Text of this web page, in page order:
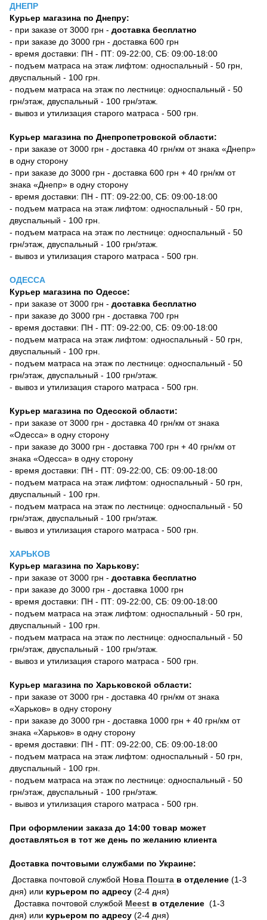
ДНЕПР
Курьер магазина по Днепру:
- при заказе от 3000 грн - доставка бесплатно
- при заказе до 3000 грн - доставка 600 грн
- время доставки: ПН - ПТ: 09-22:00, СБ: 09:00-18:00
- подъем матраса на этаж лифтом: односпальный - 50 грн,
двуспальный - 100 грн.
- подъем матраса на этаж по лестнице: односпальный - 50
грн/этаж, двуспальный - 100 грн/этаж.
- вывоз и утилизация старого матраса - 500 грн.
Курьер магазина по Днепропетровской области:
- при заказе от 3000 грн - доставка 40 грн/км от знака «Днепр»
в одну сторону
- при заказе до 3000 грн - доставка 600 грн + 40 грн/км от
знака «Днепр» в одну сторону
- время доставки: ПН - ПТ: 09-22:00, СБ: 09:00-18:00
- подъем матраса на этаж лифтом: односпальный - 50 грн,
двуспальный - 100 грн.
- подъем матраса на этаж по лестнице: односпальный - 50
грн/этаж, двуспальный - 100 грн/этаж.
- вывоз и утилизация старого матраса - 500 грн.
ОДЕССА
Курьер магазина по Одессе:
- при заказе от 3000 грн - доставка бесплатно
- при заказе до 3000 грн - доставка 700 грн
- время доставки: ПН - ПТ: 09-22:00, СБ: 09:00-18:00
- подъем матраса на этаж лифтом: односпальный - 50 грн,
двуспальный - 100 грн.
- подъем матраса на этаж по лестнице: односпальный - 50
грн/этаж, двуспальный - 100 грн/этаж.
- вывоз и утилизация старого матраса - 500 грн.
Курьер магазина по Одесской области:
- при заказе от 3000 грн - доставка 40 грн/км от знака
«Одесса» в одну сторону
- при заказе до 3000 грн - доставка 700 грн + 40 грн/км от
знака «Одесса» в одну сторону
- время доставки: ПН - ПТ: 09-22:00, СБ: 09:00-18:00
- подъем матраса на этаж лифтом: односпальный - 50 грн,
двуспальный - 100 грн.
- подъем матраса на этаж по лестнице: односпальный - 50
грн/этаж, двуспальный - 100 грн/этаж.
- вывоз и утилизация старого матраса - 500 грн.
ХАРЬКОВ
Курьер магазина по Харькову:
- при заказе от 3000 грн - доставка бесплатно
- при заказе до 3000 грн - доставка 1000 грн
- время доставки: ПН - ПТ: 09-22:00, СБ: 09:00-18:00
- подъем матраса на этаж лифтом: односпальный - 50 грн,
двуспальный - 100 грн.
- подъем матраса на этаж по лестнице: односпальный - 50
грн/этаж, двуспальный - 100 грн/этаж.
- вывоз и утилизация старого матраса - 500 грн.
Курьер магазина по Харьковской области:
- при заказе от 3000 грн - доставка 40 грн/км от знака
«Харьков» в одну сторону
- при заказе до 3000 грн - доставка 1000 грн + 40 грн/км от
знака «Харьков» в одну сторону
- время доставки: ПН - ПТ: 09-22:00, СБ: 09:00-18:00
- подъем матраса на этаж лифтом: односпальный - 50 грн,
двуспальный - 100 грн.
- подъем матраса на этаж по лестнице: односпальный - 50
грн/этаж, двуспальный - 100 грн/этаж.
- вывоз и утилизация старого матраса - 500 грн.
При оформлении заказа до 14:00 товар может
доставляться в тот же день по желанию клиента
Доставка почтовыми службами по Украине:
Доставка почтовой службой Нова Пошта в отделение (1-3
дня) или курьером по адресу (2-4 дня)
Доставка почтовой службой Meest в отделение (1-3
дня) или курьером по адресу (2-4 дня)